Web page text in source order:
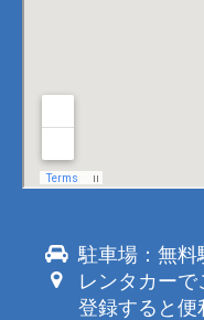
駐車場：無料
レンタカー
登録すると便